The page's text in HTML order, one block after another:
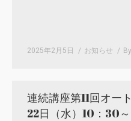
2025年2月5日 お知らせ By
連続講座第11回オー
22日（水）10：30